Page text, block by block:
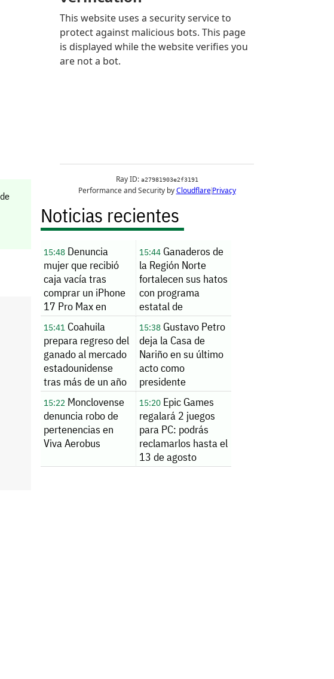
Noticias recientes
15:48 Denuncia
mujer que recibió
caja vacía tras
comprar un iPhone
17 Pro Max en
Sabinas
15:44Ganaderos de
la Región Norte
fortalecen sus hatos
con programa
estatal de
sementales
subsidiados
15:41 Coahuila
prepara regreso del
ganado al mercado
estadounidense
tras más de un año
de suspensión
15:38Gustavo Petro
deja la Casa de
Nariño en su último
acto como
presidente
15:22 Monclovense
denuncia robo de
pertenencias en
Viva Aerobus
15:20Epic Games
regalará 2 juegos
para PC: podrás
reclamarlos hasta el
13 de agosto